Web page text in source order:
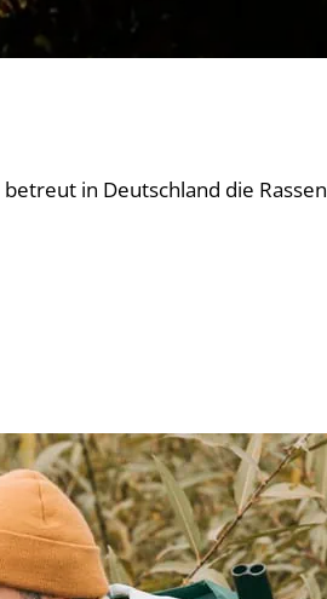
in Deutschland die Rassen